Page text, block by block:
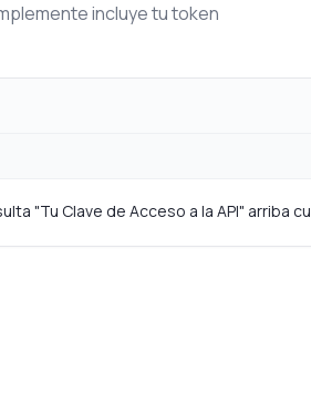
incluye tu token
"Tu Clave de Acceso a la API" arriba